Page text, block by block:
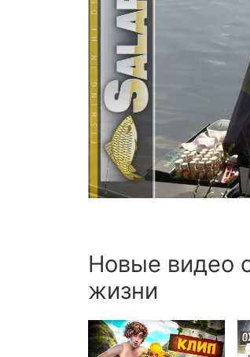
Новые видео
жизни